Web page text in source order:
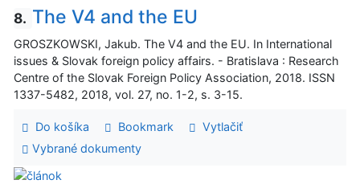
8. The V4 and the EU
GROSZKOWSKI, Jakub. The V4 and the EU. In International
issues & Slovak foreign policy affairs. - Bratislava : Research
Centre of the Slovak Foreign Policy Association, 2018. ISSN
1337-5482, 2018, vol. 27, no. 1-2, s. 3-15.
Do košíka Bookmark
Vytlačiť
Vybrané dokumenty